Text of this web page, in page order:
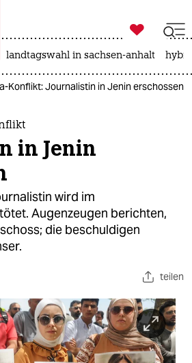
taz zahl ich
zahl ich

taz zahl ich
landtagswahl in sachsen-anhalt
Konflikt: Journalistin in Jenin erschossen
in Jenin
wird im
Augenzeugen berichten,
die beschuldigen
teilen